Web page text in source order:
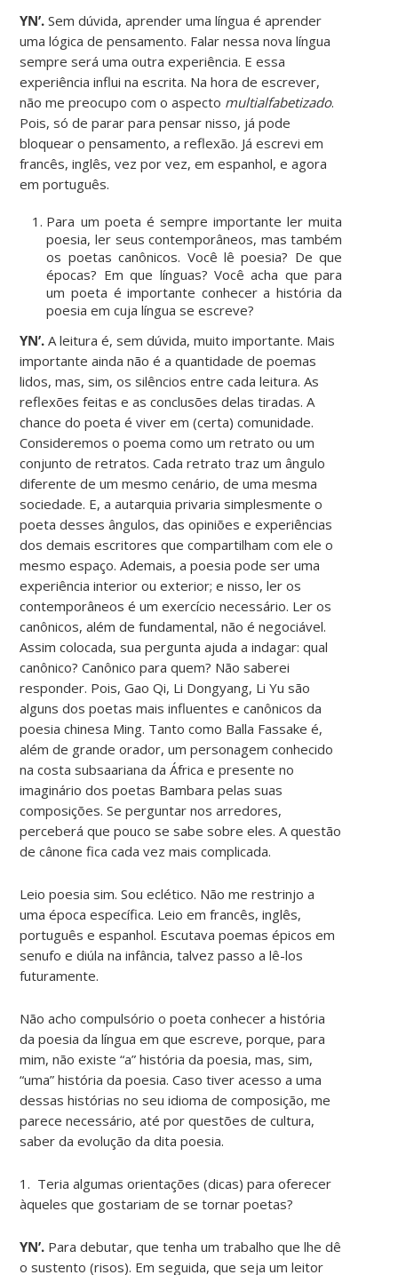
YN’.Sem dúvida, aprender uma língua é aprender
uma lógica de pensamento. Falar nessa nova língua
sempre será uma outra experiência. E essa
experiência influi na escrita. Na hora de escrever,
não me preocupo com o aspecto multialfabetizado.
Pois, só de parar para pensar nisso, já pode
bloquear o pensamento, a reflexão. Já escrevi em
francês, inglês, vez por vez, em espanhol, e agora
em português.
Para um poeta é sempre importante ler muita
poesia, ler seus contemporâneos, mas também
os poetas canônicos. Você lê poesia? De que
épocas? Em que línguas? Você acha que para
um poeta é importante conhecer a história da
poesia em cuja língua se escreve?
YN’.A leitura é, sem dúvida, muito importante. Mais
importante ainda não é a quantidade de poemas
lidos, mas, sim, os silêncios entre cada leitura. As
reflexões feitas e as conclusões delas tiradas. A
chance do poeta é viver em (certa) comunidade.
Consideremos o poema como um retrato ou um
conjunto de retratos. Cada retrato traz um ângulo
diferente de um mesmo cenário, de uma mesma
sociedade. E, a autarquia privaria simplesmente o
poeta desses ângulos, das opiniões e experiências
dos demais escritores que compartilham com ele o
mesmo espaço. Ademais, a poesia pode ser uma
experiência interior ou exterior; e nisso, ler os
contemporâneos é um exercício necessário. Ler os
canônicos, além de fundamental, não é negociável.
Assim colocada, sua pergunta ajuda a indagar: qual
canônico? Canônico para quem? Não saberei
responder. Pois, Gao Qi, Li Dongyang, Li Yu são
alguns dos poetas mais influentes e canônicos da
poesia chinesa Ming. Tanto como Balla Fassake é,
além de grande orador, um personagem conhecido
na costa subsaariana da África e presente no
imaginário dos poetas Bambara pelas suas
composições. Se perguntar nos arredores,
perceberá que pouco se sabe sobre eles. A questão
de cânone fica cada vez mais complicada.
Leio poesia sim. Sou eclético. Não me restrinjo a
uma época específica. Leio em francês, inglês,
português e espanhol. Escutava poemas épicos em
senufo e diúla na infância, talvez passo a lê-los
futuramente.
Não acho compulsório o poeta conhecer a história
da poesia da língua em que escreve, porque, para
mim, não existe “a” história da poesia, mas, sim,
“uma” história da poesia. Caso tiver acesso a uma
dessas histórias no seu idioma de composição, me
parece necessário, até por questões de cultura,
saber da evolução da dita poesia.
1. Teria algumas orientações (dicas) para oferecer
àqueles que gostariam de se tornar poetas?
YN’. Para debutar, que tenha um trabalho que lhe dê
o sustento (risos). Em seguida, que seja um leitor